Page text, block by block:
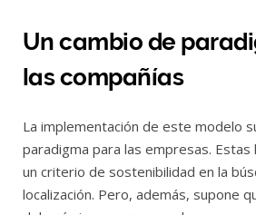
Un cambio de
las compañías
La implementación de este modelo
paradigma para las empresas.
un criterio de sostenibilidad en la
localización. Pero, además, supone